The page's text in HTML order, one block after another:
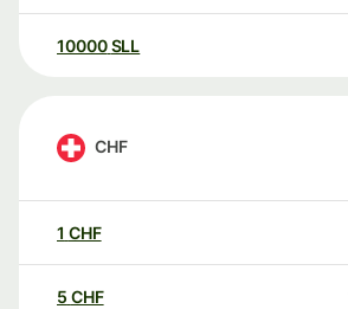
10000 SLL
CHF
1 CHF
5 CHF